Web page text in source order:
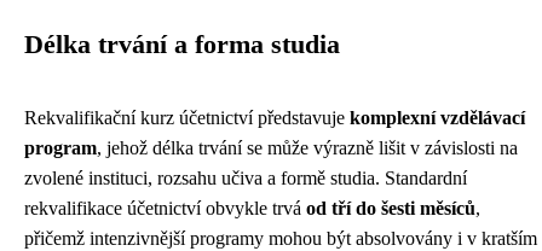
Délka trvání a forma studia
Rekvalifikační kurz účetnictví představuje komplexní vzdělávací
program, jehož délka trvání se může výrazně lišit v závislosti na
zvolené instituci, rozsahu učiva a formě studia. Standardní
rekvalifikace účetnictví obvykle trvá od tří do šesti měsíců,
přičemž intenzivnější programy mohou být absolvovány i v kratším